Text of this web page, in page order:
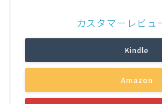
カスタマーレビュ
Kindle
Amazon